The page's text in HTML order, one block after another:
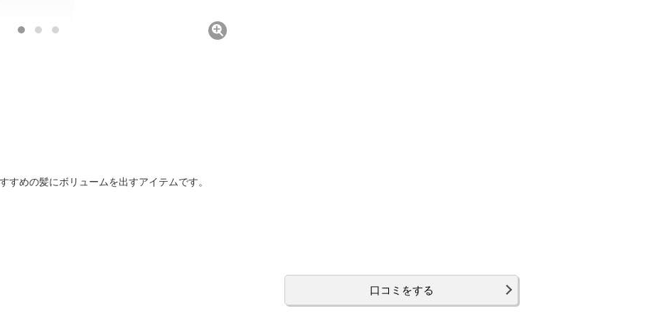
すめの髪にボリュームを出すアイテムです。
口コミをする